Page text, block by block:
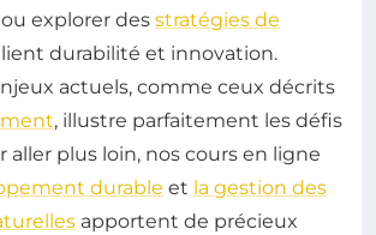
ou explorer des stratégies de
durabilité et innovation.
actuels, comme ceux décrits
, illustre parfaitement les défis
aller plus loin, nos cours en ligne
durable et la gestion des
apportent de précieux